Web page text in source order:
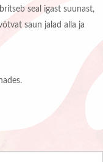
seal igast suunast,
saun jalad alla ja